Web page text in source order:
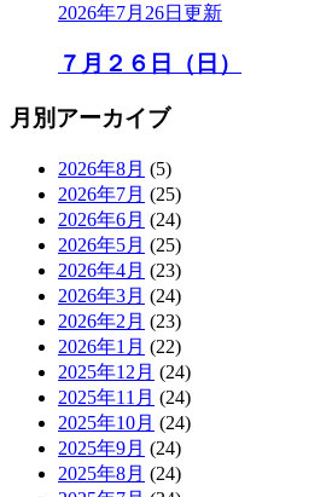
2026年7月26日 更新
７月２６日（日）
月別アーカイブ
2026年8月 (5)
2026年7月 (25)
2026年6月 (24)
2026年5月 (25)
2026年4月 (23)
2026年3月 (24)
2026年2月 (23)
2026年1月 (22)
2025年12月 (24)
2025年11月 (24)
2025年10月 (24)
2025年9月 (24)
2025年8月 (24)